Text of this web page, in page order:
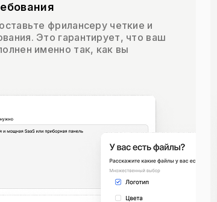
фрилансеру четкие и
Это гарантирует, что ваш
именно так, как вы